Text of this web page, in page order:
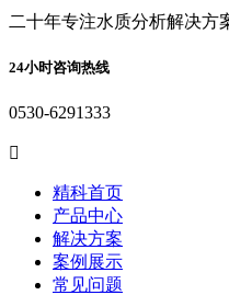
二十年专注水质分析解决方
24小时咨询热线
0530-6291333

精科首页
产品中心
解决方案
案例展示
常见问题